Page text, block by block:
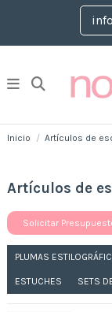
Inicio Artículos de
Artículos de
Solicitar
PLUMAS
ESTUCHES SETS